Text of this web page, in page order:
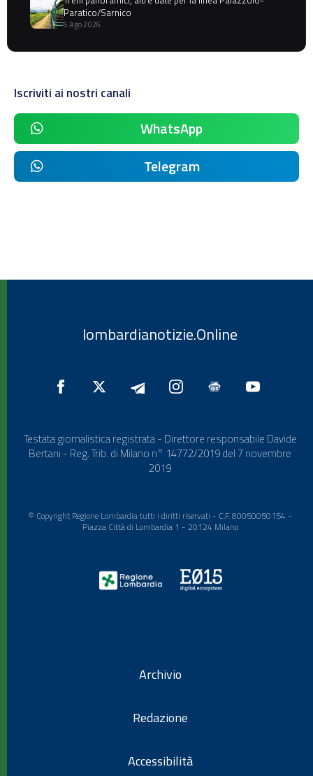
Paratico/Sarnico
6 Ago 2026
Iscriviti ai nostri canali
WhatsApp
Telegram
lombardianotizie.Online
Testata giornalistica registrata - Direttore responsabile Davide
Bertani - Reg. Trib. di Milano n° 14772/2019 del 7 novembre
2019
© Copyright Regione Lombardia tutti i diritti riservati - C.F. 80050050154 -
Piazza Città di Lombardia 1 - 20124 Milano
Archivio
Redazione
Accessibilità